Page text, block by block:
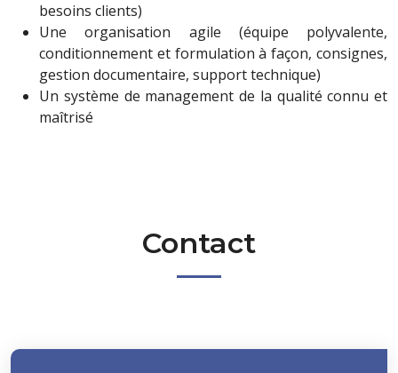
besoins clients)
Une organisation agile (équipe polyvalente,
conditionnement et formulation à façon, consignes,
gestion documentaire, support technique)
Un système de management de la qualité connu et
maîtrisé
Contact